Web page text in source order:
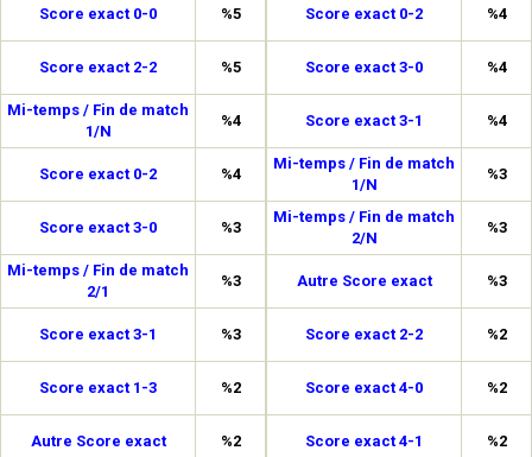
Score exact 0-0 %5
Score exact 2-2 %5
Mi-temps / Fin de match
1/N
%4
Score exact 0-2 %4
Score exact 3-0 %3
Mi-temps / Fin de match
2/1
%3
Score exact 3-1 %3
Score exact 1-3 %2
Autre Score exact %2
Score exact 0-2 %4
Score exact 3-0 %4
Score exact 3-1 %4
Mi-temps / Fin de match
1/N
%3
Mi-temps / Fin de match
2/N
%3
Autre Score exact %3
Score exact 2-2 %2
Score exact 4-0 %2
Score exact 4-1 %2